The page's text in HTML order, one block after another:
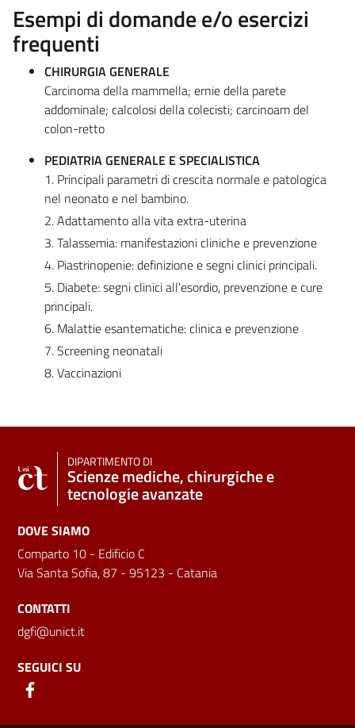
Esempi di domande e/o esercizi
frequenti
CHIRURGIA GENERALE
Carcinoma della mammella; ernie della parete
addominale; calcolosi della colecisti; carcinoam del
colon-retto
PEDIATRIA GENERALE E SPECIALISTICA
1. Principali parametri di crescita normale e patologica
nel neonato e nel bambino.
2. Adattamento alla vita extra-uterina
3. Talassemia: manifestazioni cliniche e prevenzione
4. Piastrinopenie: definizione e segni clinici principali.
5. Diabete: segni clinici all'esordio, prevenzione e cure
principali.
6. Malattie esantematiche: clinica e prevenzione
7. Screening neonatali
8. Vaccinazioni
DIPARTIMENTO DI
Scienze mediche, chirurgiche e
tecnologie avanzate
DOVE SIAMO
Comparto 10 - Edificio C
Via Santa Sofia, 87 - 95123 - Catania
CONTATTI
dgfi@unict.it
SEGUICI SU